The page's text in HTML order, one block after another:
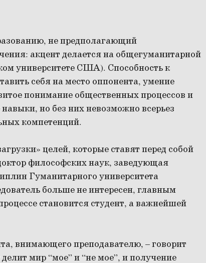
не предполагающий
акцент делается на общегуманитарной
университете США). Способность к
себя на место оппонента, умение
понимание общественных процессов и
но без них невозможно всерьез
компетенций.
целей, которые ставят перед собой
философских наук, заведующая
Гуманитарного университета
больше не интересен, главным
становится студент, а важнейшей
внимающего преподавателю, – говорит
мир “мое” и “не мое”, и получение